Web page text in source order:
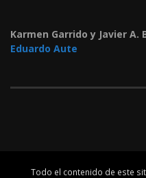
Karmen Garrido y Javier
Eduardo Aute
Todo el contenido de este